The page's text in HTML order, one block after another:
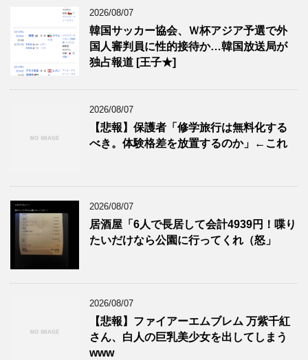
2026/08/07
韓国サッカー協会、Ｗ杯アジア予選で外
国人審判員に性的接待か…韓国放送局が
独占報道 [王子★]
2026/08/07
【悲報】保護者「修学旅行は無料化する
べき。体験格差を放置するのか」←これ
2026/08/07
居酒屋「6人で長居して会計4939円！喋り
たいだけなら公園に行ってくれ（怒」
2026/08/07
【悲報】ファイアーエムブレム 万紫千紅
さん、白人の巨乳美少女を出してしまう
www